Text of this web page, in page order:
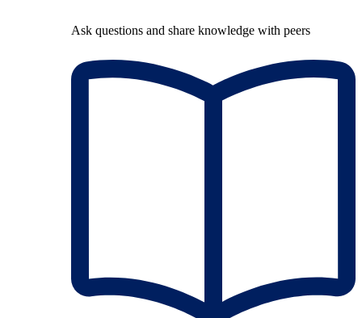
Ask questions and share knowledge with peers